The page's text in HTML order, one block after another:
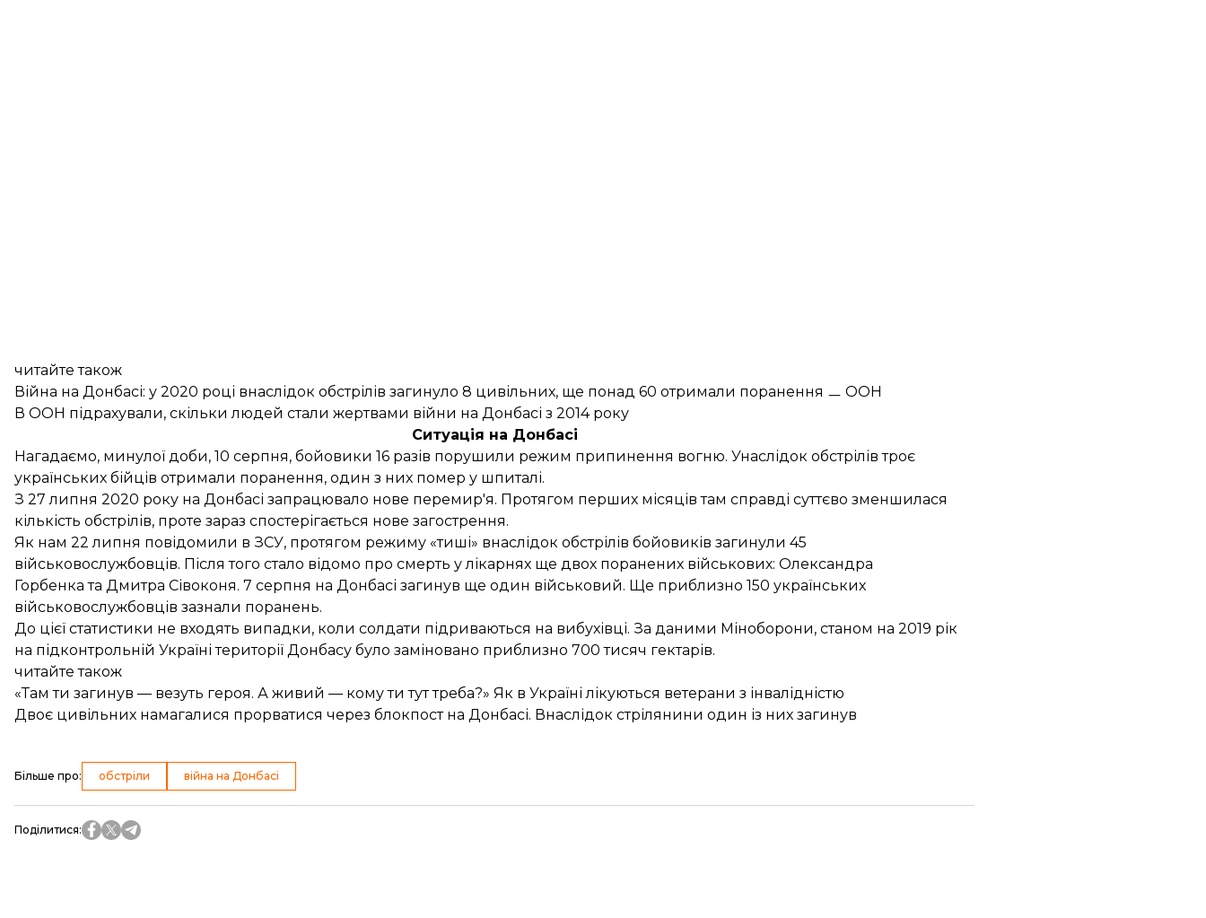
читайте також
Війна на Донбасі: у 2020 році внаслідок обстрілів загинуло 8 цивільних, ще понад 60 отримали поранення ㅡ ООН
В ООН підрахували, скільки людей стали жертвами війни на Донбасі з 2014 року
Ситуація на Донбасі
Нагадаємо, минулої доби, 10 серпня, бойовики 16 разів порушили режим припинення вогню. Унаслідок обстрілів троє
українських бійців отримали поранення, один з них помер у шпиталі.
З 27 липня 2020 року на Донбасі запрацювало нове перемир'я. Протягом перших місяців там справді суттєво зменшилася
кількість обстрілів, проте зараз спостерігається нове загострення.
Як нам 22 липня повідомили в ЗСУ, протягом режиму «тиші» внаслідок обстрілів бойовиків загинули 45
військовослужбовців. Після того стало відомо про смерть у лікарнях ще двох поранених військових: Олександра
Горбенка та Дмитра Сівоконя. 7 серпня на Донбасі загинув ще один військовий. Ще приблизно 150 українських
військовослужбовців зазнали поранень.
До цієї статистики не входять випадки, коли солдати підриваються на вибухівці. За даними Міноборони, станом на 2019 рік
на підконтрольній Україні території Донбасу було заміновано приблизно 700 тисяч гектарів.
читайте також
«Там ти загинув — везуть героя. А живий — кому ти тут треба?» Як в Україні лікуються ветерани з інвалідністю
Двоє цивільних намагалися прорватися через блокпост на Донбасі. Внаслідок стрілянини один із них загинув
Більше про: обстріли війна на Донбасі
Поділитися: